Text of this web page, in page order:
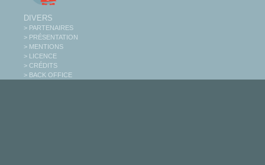
DIVERS
> PARTENAIRES
> PRÉSENTATION
> MENTIONS
> LICENCE
> CRÉDITS
> BACK OFFICE